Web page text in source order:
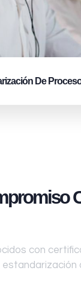
De
con
estandarización